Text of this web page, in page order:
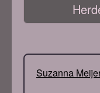
Suzanna